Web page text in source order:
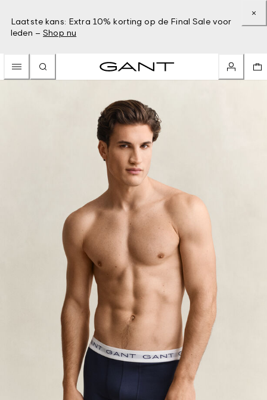
Laatste kans: Extra 10% korting op de Final Sale voor
leden – Shop nu